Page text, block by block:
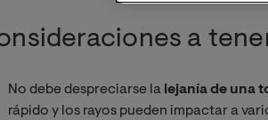
a
No debe despreciarse la lejanía de una
rápido y los rayos pueden impactar a